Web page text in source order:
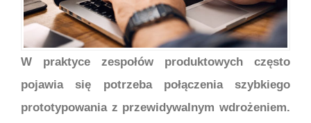
W praktyce zespołów produktowych często
pojawia się potrzeba połączenia szybkiego
prototypowania z przewidywalnym wdrożeniem.